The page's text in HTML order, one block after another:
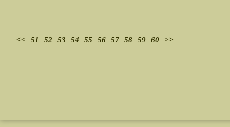
<< 51 52 53 54 55 56 57 58 59 60 >>